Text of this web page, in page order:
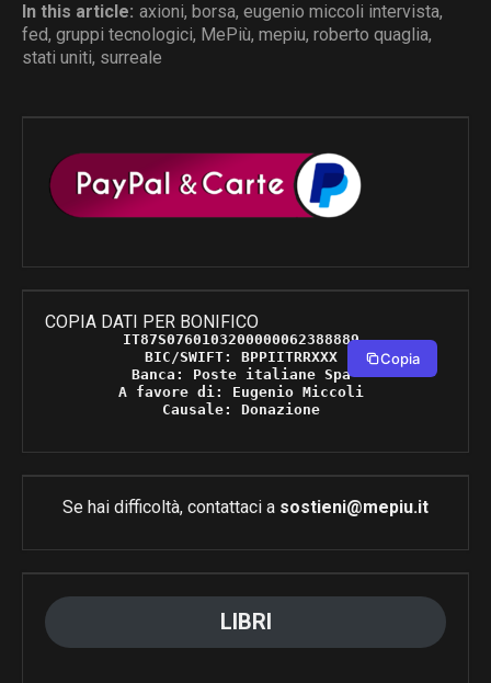
In this article: axioni, borsa, eugenio miccoli intervista,
fed, gruppi tecnologici, MePiù, mepiu, roberto quaglia,
stati uniti, surreale
COPIA DATI PER BONIFICO
IT87S0760103200000062388889
BIC/SWIFT: BPPIITRRXXX
Banca: Poste italiane Spa
A favore di: Eugenio Miccoli
Causale: Donazione
Copia
Se hai difficoltà, contattaci a sostieni@mepiu.it
LIBRI